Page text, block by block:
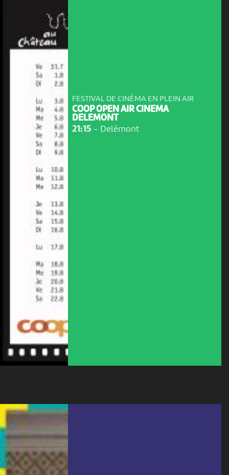
FESTIVAL DE CINÉMA EN PLEIN AIR
COOP OPEN AIR CINEMA
DELEMONT
21:15 - Delémont